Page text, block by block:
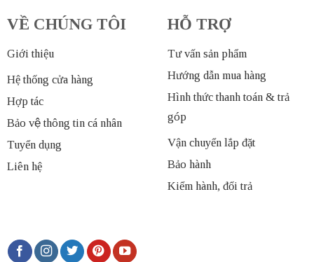
VỀ CHÚNG TÔI
Giới thiệu
Hệ thống cửa hàng
Hợp tác
Bảo vệ thông tin cá nhân
Tuyển dụng
Liên hệ
HỖ TRỢ
Tư vấn sản phẩm
Hướng dẫn mua hàng
Hình thức thanh toán & trả
góp
Vận chuyển lắp đặt
Bảo hành
Kiểm hành, đổi trả